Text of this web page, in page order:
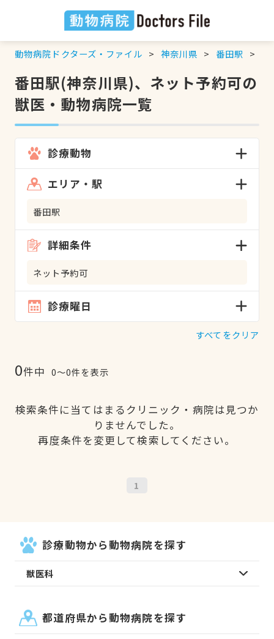
動物病院ドクターズ・ファイル 神奈川県 番田駅
番田駅(神奈川県)、ネット予約可の
獣医・動物病院一覧
診療動物
エリア・駅
番田駅
詳細条件
ネット予約可
診療曜日
すべてをクリア
0件中 0〜0件を表示
検索条件に当てはまるクリニック・病院は見つか
りませんでした。
再度条件を変更して検索してください。
1
診療動物から動物病院を探す
獣医科
都道府県から動物病院を探す